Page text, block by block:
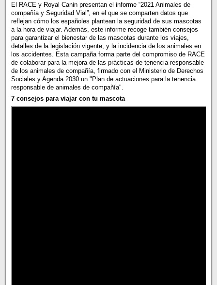
El RACE y Royal Canin presentan el informe “2021 Animales de
compañía y Seguridad Vial”, en el que se comparten datos que
reflejan cómo los españoles plantean la seguridad de sus mascotas
a la hora de viajar. Además, este informe recoge también consejos
para garantizar el bienestar de las mascotas durante los viajes,
detalles de la legislación vigente, y la incidencia de los animales en
los accidentes. Esta campaña forma parte del compromiso de RACE
de colaborar para la mejora de las prácticas de tenencia responsable
de los animales de compañía, firmado con el Ministerio de Derechos
Sociales y Agenda 2030 un "Plan de actuaciones para la tenencia
responsable de animales de compañía".
7 consejos para viajar con tu mascota